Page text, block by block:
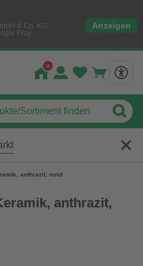
& Co. KG
Play
Anzeigen
anthrazit, rund
anthrazit,